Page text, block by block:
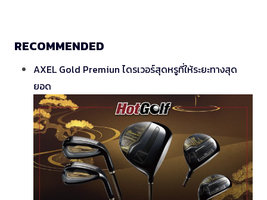
RECOMMENDED
AXEL Gold Premiun ไดรเวอร์สุดหรูที่ให้ระยะทางสุด
ยอด